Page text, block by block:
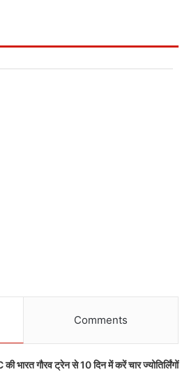
Comments
भारत गौरव ट्रेन से 10 दिन में करें चार ज्योतिर्लिंगों